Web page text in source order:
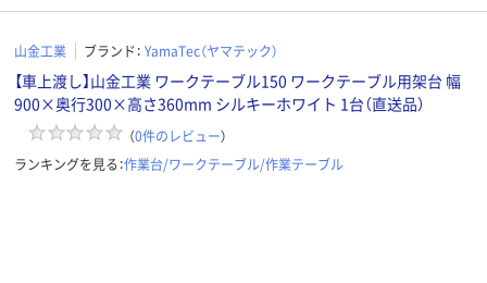
山金工業 ブランド： YamaTec（ヤマテック）
【車上渡し】山金工業 ワークテーブル150 ワークテーブル用架台 幅
900×奥行300×高さ360mm シルキーホワイト 1台（直送品）
（0件のレビュー）
ランキングを見る：作業台/ワークテーブル/作業テーブル